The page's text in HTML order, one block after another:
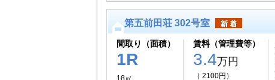
第五前田荘 302号室
間取り（面積）
1R
18㎡
賃料（管理費等）
3.4万円
（ 2100円）